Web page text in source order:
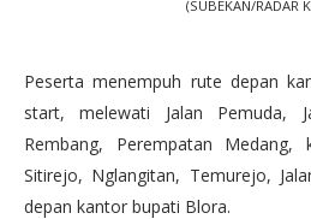
(SUBEKAN/RADAR
Peserta menempuh rute depan
start, melewati Jalan Pemuda,
Rembang, Perempatan
Sitirejo, Nglangitan, Temurejo,
depan kantor bupati Blora.